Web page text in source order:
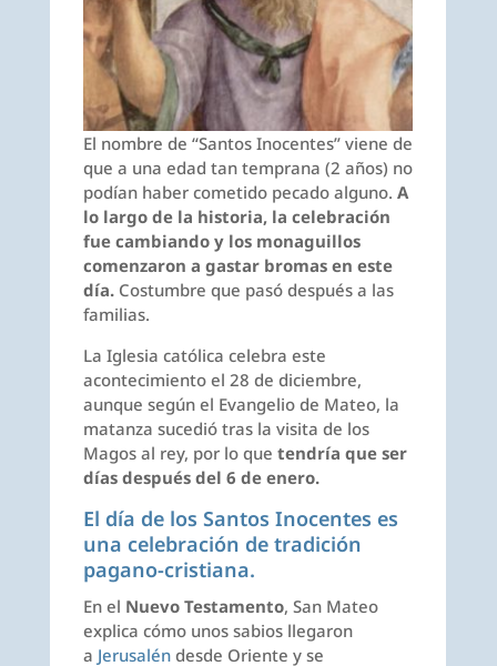
El nombre de “Santos Inocentes” viene de
que a una edad tan temprana (2 años) no
podían haber cometido pecado alguno. A
lo largo de la historia, la celebración
fue cambiando y los monaguillos
comenzaron a gastar bromas en este
día. Costumbre que pasó después a las
familias.
La Iglesia católica celebra este
acontecimiento el 28 de diciembre,
aunque según el Evangelio de Mateo, la
matanza sucedió tras la visita de los
Magos al rey, por lo que tendría que ser
días después del 6 de enero.
El día de los Santos Inocentes es
una celebración de tradición
pagano-cristiana.
En el Nuevo Testamento, San Mateo
explica cómo unos sabios llegaron
a Jerusaléndesde Oriente y se